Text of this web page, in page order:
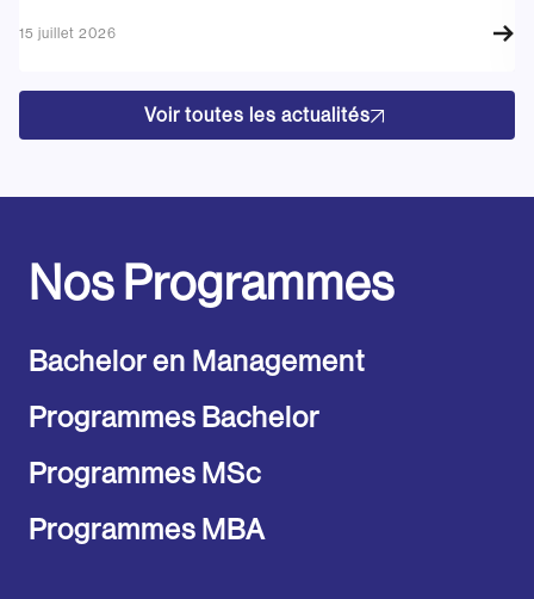
15 juillet 2026
Voir toutes les actualités
Nos Programmes
Bachelor en Management
Programmes Bachelor
Programmes MSc
Programmes MBA